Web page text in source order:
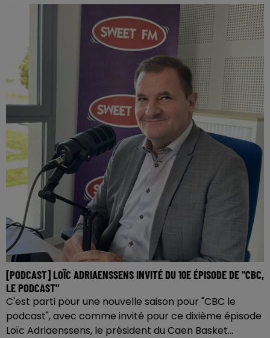
[PODCAST] LOÏC ADRIAENSSENS INVITÉ DU 10E ÉPISODE DE "CBC,
LE PODCAST"
C'est parti pour une nouvelle saison pour "CBC le
podcast", avec comme invité pour ce dixième épisode
Loïc Adriaenssens, le président du Caen Basket...